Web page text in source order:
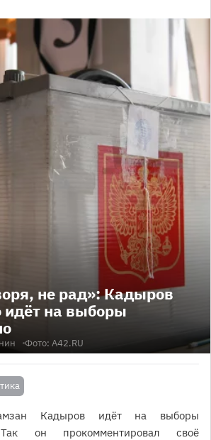
не рад»: Кадыров
идёт на выборы
Фото: А42.RU
Кадыров идёт на выборы
он прокомментировал своё